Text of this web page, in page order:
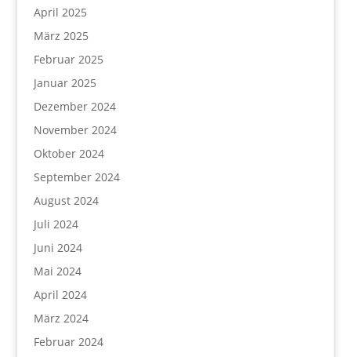
April 2025
März 2025
Februar 2025
Januar 2025
Dezember 2024
November 2024
Oktober 2024
September 2024
August 2024
Juli 2024
Juni 2024
Mai 2024
April 2024
März 2024
Februar 2024